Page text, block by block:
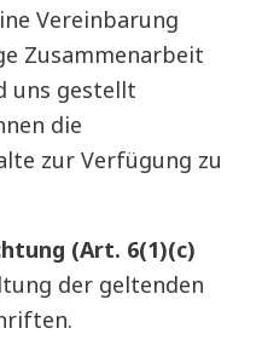
Vereinbarung
Zusammenarbeit
uns gestellt
die
zur Verfügung zu
(Art. 6(1)(c)
der geltenden